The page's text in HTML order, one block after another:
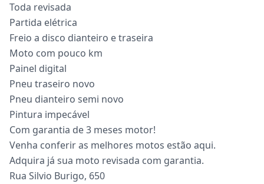
Toda revisada
Partida elétrica
Freio a disco dianteiro e traseira
Moto com pouco km
Painel digital
Pneu traseiro novo
Pneu dianteiro semi novo
Pintura impecável
Com garantia de 3 meses motor!
Venha conferir as melhores motos estão aqui.
Adquira já sua moto revisada com garantia.
Rua Silvio Burigo, 650